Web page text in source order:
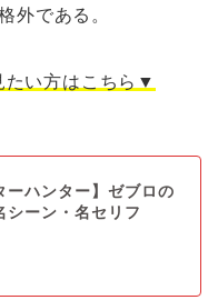
外である。
たい方はこちら▼
ーハンター】ゼブロの
シーン・名セリフ